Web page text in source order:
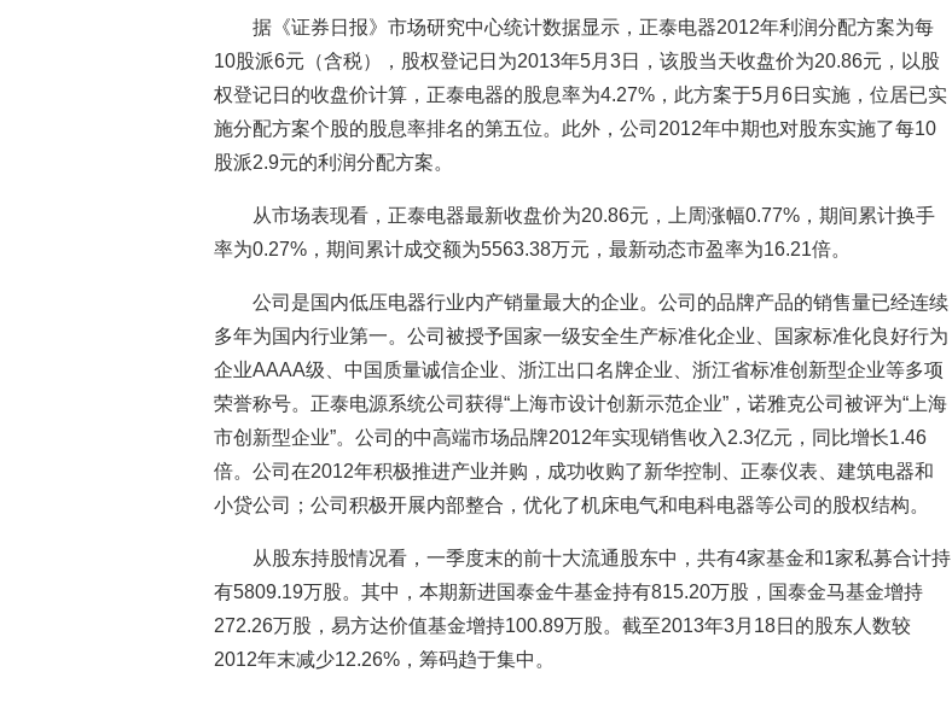
据《证券日报》市场研究中心统计数据显示，正泰电器2012年利润分配方案为每
10股派6元（含税），股权登记日为2013年5月3日，该股当天收盘价为20.86元，以股
权登记日的收盘价计算，正泰电器的股息率为4.27%，此方案于5月6日实施，位居已实
施分配方案个股的股息率排名的第五位。此外，公司2012年中期也对股东实施了每10
股派2.9元的利润分配方案。
从市场表现看，正泰电器最新收盘价为20.86元，上周涨幅0.77%，期间累计换手
率为0.27%，期间累计成交额为5563.38万元，最新动态市盈率为16.21倍。
公司是国内低压电器行业内产销量最大的企业。公司的品牌产品的销售量已经连续
多年为国内行业第一。公司被授予国家一级安全生产标准化企业、国家标准化良好行为
企业AAAA级、中国质量诚信企业、浙江出口名牌企业、浙江省标准创新型企业等多项
荣誉称号。正泰电源系统公司获得“上海市设计创新示范企业”，诺雅克公司被评为“上海
市创新型企业”。公司的中高端市场品牌2012年实现销售收入2.3亿元，同比增长1.46
倍。公司在2012年积极推进产业并购，成功收购了新华控制、正泰仪表、建筑电器和
小贷公司；公司积极开展内部整合，优化了机床电气和电科电器等公司的股权结构。
从股东持股情况看，一季度末的前十大流通股东中，共有4家基金和1家私募合计持
有5809.19万股。其中，本期新进国泰金牛基金持有815.20万股，国泰金马基金增持
272.26万股，易方达价值基金增持100.89万股。截至2013年3月18日的股东人数较
2012年末减少12.26%，筹码趋于集中。